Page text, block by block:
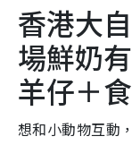
香港大
場鮮奶
羊仔＋
想和小動物互動